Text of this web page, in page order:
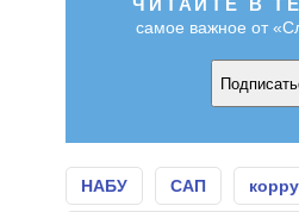
ЧИТАЙТЕ В
самое важное от
НАБУ САП